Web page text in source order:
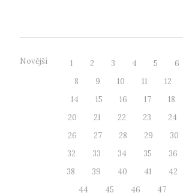
Novější 1 2 3 4 5 6
8
9 10 11 12
14
15 16 17 18
20
21 22 23 24
26
27 28 29 30
32
33 34 35 36
38
39 40 41 42
44
45 46 47